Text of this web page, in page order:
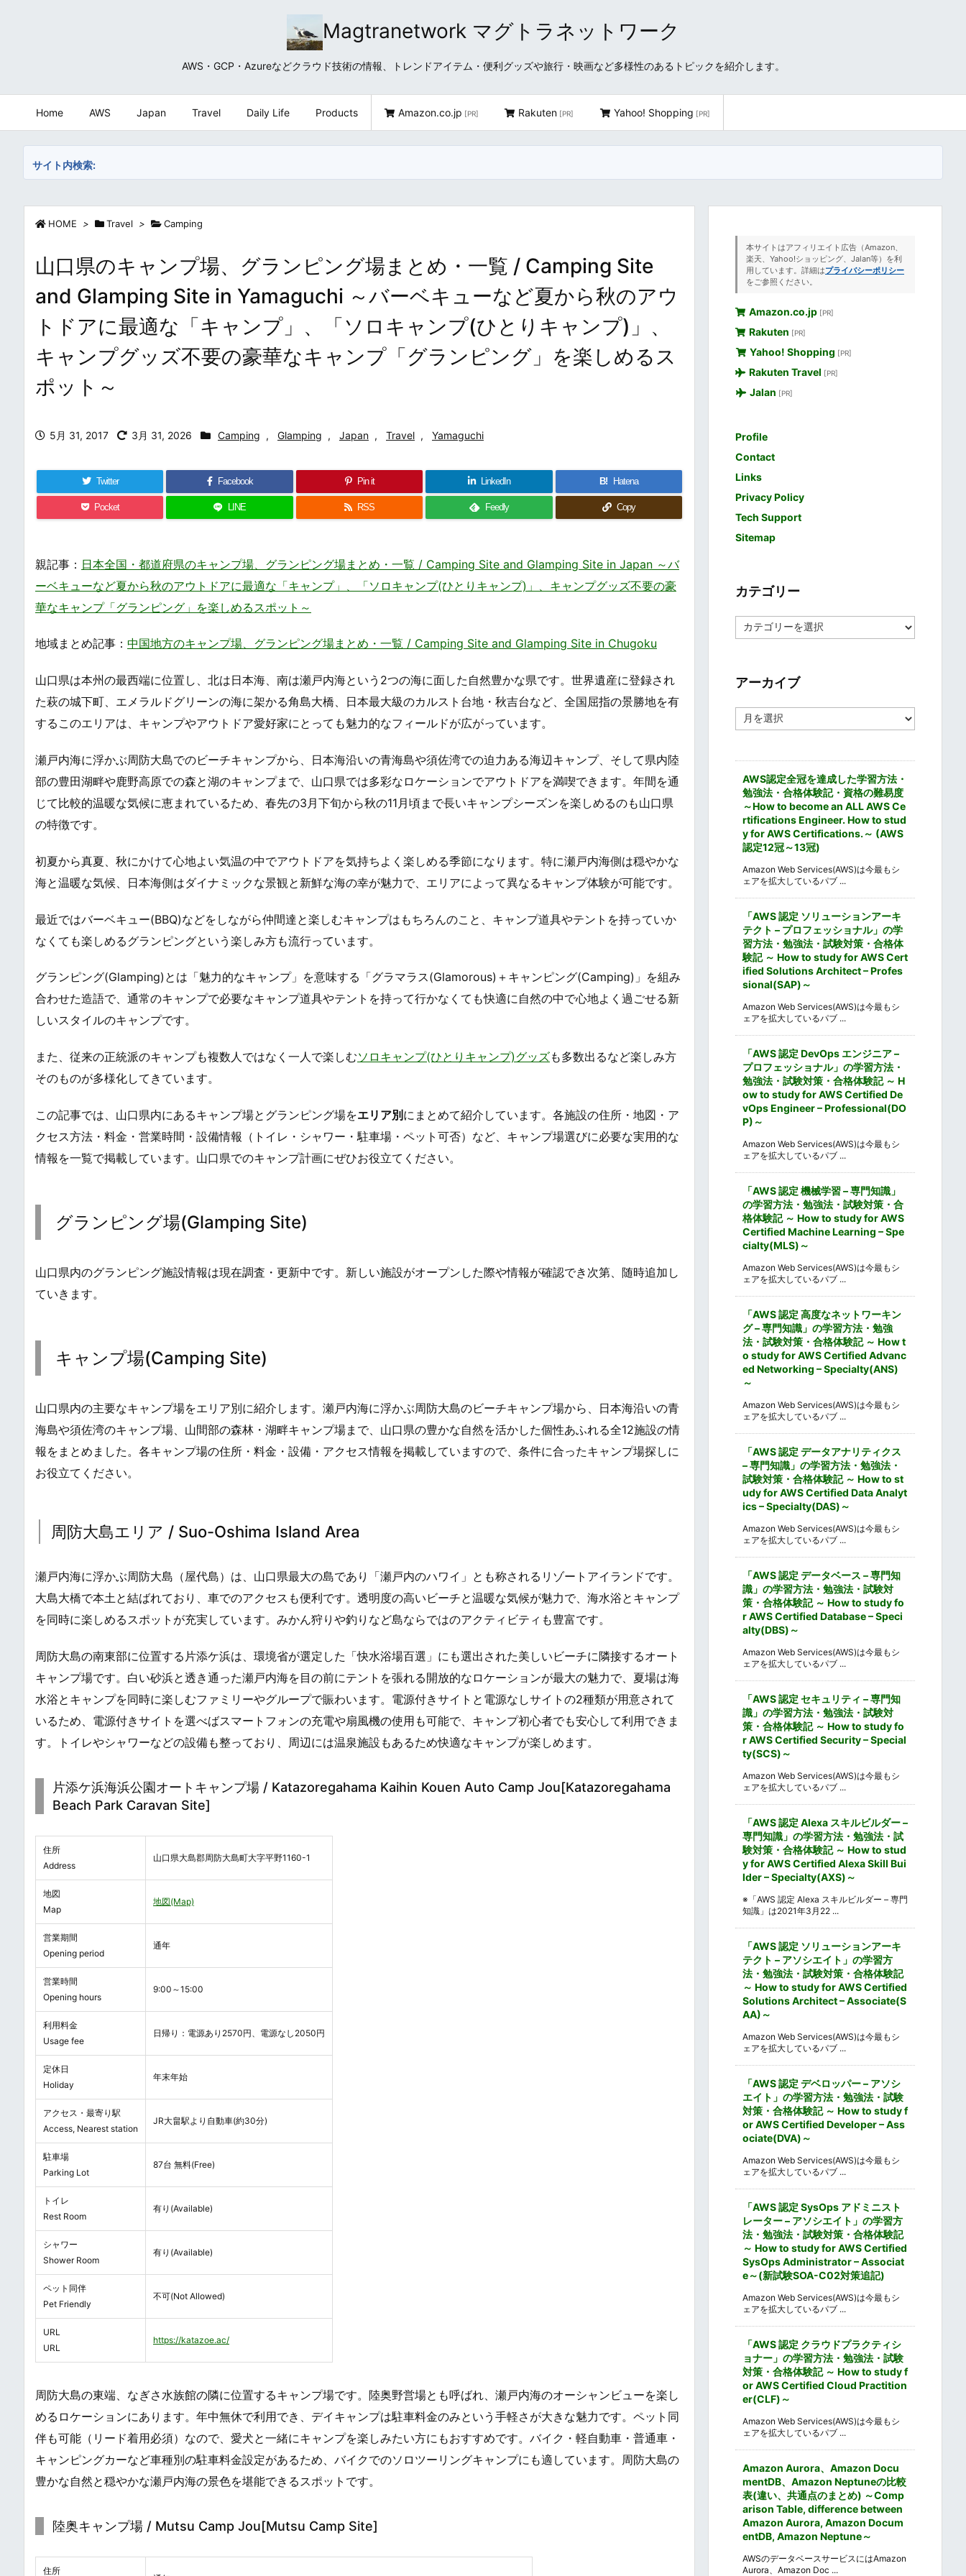
Magtranetwork マグトラネットワーク
AWS・GCP・Azureなどクラウド技術の情報、トレンドアイテム・便利グッズや旅行・映画など多様性のあるトピックを紹介します。
Home AWS Japan Travel Daily Life Products Amazon.co.jp [PR] Rakuten [PR] Yahoo! Shopping [PR]
サイト内検索:
HOME > Travel > Camping
山口県のキャンプ場、グランピング場まとめ・一覧 / Camping Site
and Glamping Site in Yamaguchi ～バーベキューなど夏から秋のアウ
トドアに最適な「キャンプ」、「ソロキャンプ(ひとりキャンプ)」、
キャンプグッズ不要の豪華なキャンプ「グランピング」を楽しめるス
ポット～
5月 31, 2017 3月 31, 2026 Camping , Glamping , Japan , Travel , Yamaguchi
Twitter Facebook Pin it LinkedIn B! Hatena
Pocket LINE RSS Feedly Copy
親記事： 日本全国・都道府県のキャンプ場、グランピング場まとめ・一覧 / Camping Site and Glamping Site in Japan ～バ
ーベキューなど夏から秋のアウトドアに最適な「キャンプ」、「ソロキャンプ(ひとりキャンプ)」、キャンプグッズ不要の豪
華なキャンプ「グランピング」を楽しめるスポット～
地域まとめ記事： 中国地方のキャンプ場、グランピング場まとめ・一覧 / Camping Site and Glamping Site in Chugoku
山口県は本州の最西端に位置し、北は日本海、南は瀬戸内海という2つの海に面した自然豊かな県です。世界遺産に登録され
た萩の城下町、エメラルドグリーンの海に架かる角島大橋、日本最大級のカルスト台地・秋吉台など、全国屈指の景勝地を有
するこのエリアは、キャンプやアウトドア愛好家にとっても魅力的なフィールドが広がっています。
瀬戸内海に浮かぶ周防大島でのビーチキャンプから、日本海沿いの青海島や須佐湾での迫力ある海辺キャンプ、そして県内陸
部の豊田湖畔や鹿野高原での森と湖のキャンプまで、山口県では多彩なロケーションでアウトドアを満喫できます。年間を通
じて比較的温暖な気候に恵まれているため、春先の3月下旬から秋の11月頃まで長いキャンプシーズンを楽しめるのも山口県
の特徴です。
初夏から真夏、秋にかけて心地よい気温の中でアウトドアを気持ちよく楽しめる季節になります。特に瀬戸内海側は穏やかな
海と温暖な気候、日本海側はダイナミックな景観と新鮮な海の幸が魅力で、エリアによって異なるキャンプ体験が可能です。
最近ではバーベキュー(BBQ)などをしながら仲間達と楽しむキャンプはもちろんのこと、キャンプ道具やテントを持っていか
なくても楽しめるグランピングという楽しみ方も流行っています。
グランピング(Glamping)とは「魅力的なキャンプ」を意味する「グラマラス(Glamorous)＋キャンピング(Camping)」を組み
合わせた造語で、通常のキャンプで必要なキャンプ道具やテントを持って行かなくても快適に自然の中で心地よく過ごせる新
しいスタイルのキャンプです。
また、従来の正統派のキャンプも複数人ではなく一人で楽しむソロキャンプ(ひとりキャンプ)グッズも多数出るなど楽しみ方
そのものが多様化してきています。
この記事では、山口県内にあるキャンプ場とグランピング場をエリア別にまとめて紹介しています。各施設の住所・地図・ア
クセス方法・料金・営業時間・設備情報（トイレ・シャワー・駐車場・ペット可否）など、キャンプ場選びに必要な実用的な
情報を一覧で掲載しています。山口県でのキャンプ計画にぜひお役立てください。
グランピング場(Glamping Site)
山口県内のグランピング施設情報は現在調査・更新中です。新しい施設がオープンした際や情報が確認でき次第、随時追加し
ていきます。
キャンプ場(Camping Site)
山口県内の主要なキャンプ場をエリア別に紹介します。瀬戸内海に浮かぶ周防大島のビーチキャンプ場から、日本海沿いの青
海島や須佐湾のキャンプ場、山間部の森林・湖畔キャンプ場まで、山口県の豊かな自然を活かした個性あふれる全12施設の情
報をまとめました。各キャンプ場の住所・料金・設備・アクセス情報を掲載していますので、条件に合ったキャンプ場探しに
お役立てください。
周防大島エリア / Suo-Oshima Island Area
瀬戸内海に浮かぶ周防大島（屋代島）は、山口県最大の島であり「瀬戸内のハワイ」とも称されるリゾートアイランドです。
大島大橋で本土と結ばれており、車でのアクセスも便利です。透明度の高いビーチと温暖な気候が魅力で、海水浴とキャンプ
を同時に楽しめるスポットが充実しています。みかん狩りや釣りなど島ならではのアクティビティも豊富です。
周防大島の南東部に位置する片添ケ浜は、環境省が選定した「快水浴場百選」にも選出された美しいビーチに隣接するオート
キャンプ場です。白い砂浜と透き通った瀬戸内海を目の前にテントを張れる開放的なロケーションが最大の魅力で、夏場は海
水浴とキャンプを同時に楽しむファミリーやグループで賑わいます。電源付きサイトと電源なしサイトの2種類が用意されて
いるため、電源付きサイトを選べばスマートフォンの充電や扇風機の使用も可能で、キャンプ初心者でも安心して利用できま
す。トイレやシャワーなどの設備も整っており、周辺には温泉施設もあるため快適なキャンプが楽しめます。
片添ケ浜海浜公園オートキャンプ場 / Katazoregahama Kaihin Kouen Auto Camp Jou[Katazoregahama
Beach Park Caravan Site]
住所
Address
山口県大島郡周防大島町大字平野1160-1
地図
Map
地図(Map)
営業期間
Opening period
通年
営業時間
Opening hours
9:00～15:00
利用料金
Usage fee
日帰り：電源あり2570円、電源なし2050円
定休日
Holiday
年末年始
アクセス・最寄り駅
Access, Nearest station
JR大畠駅より自動車(約30分)
駐車場
Parking Lot
87台 無料(Free)
トイレ
Rest Room
有り(Available)
シャワー
Shower Room
有り(Available)
ペット同伴
Pet Friendly
不可(Not Allowed)
URL
URL
https://katazoe.ac/
周防大島の東端、なぎさ水族館の隣に位置するキャンプ場です。陸奥野営場とも呼ばれ、瀬戸内海のオーシャンビューを楽し
めるロケーションにあります。年中無休で利用でき、デイキャンプは駐車料金のみという手軽さが大きな魅力です。ペット同
伴も可能（リード着用必須）なので、愛犬と一緒にキャンプを楽しみたい方にもおすすめです。バイク・軽自動車・普通車・
キャンピングカーなど車種別の駐車料金設定があるため、バイクでのソロツーリングキャンプにも適しています。周防大島の
豊かな自然と穏やかな瀬戸内海の景色を堪能できるスポットです。
陸奥キャンプ場 / Mutsu Camp Jou[Mutsu Camp Site]
住所
本サイトはアフィリエイト広告（Amazon、
楽天、Yahoo!ショッピング、Jalan等）を利
用しています。詳細はプライバシーポリシー
をご参照ください。
Amazon.co.jp [PR]
Rakuten [PR]
Yahoo! Shopping [PR]
Rakuten Travel [PR]
Jalan [PR]
Profile
Contact
Links
Privacy Policy
Tech Support
Sitemap
カテゴリー
テ
ー
アーカイブ
ー
AWS認定全冠を達成した学習方法・
勉強法・合格体験記・資格の難易度
～How to become an ALL AWS Ce
rtifications Engineer. How to stud
y for AWS Certifications.～ (AWS
認定12冠～13冠)
Amazon Web Services(AWS)は今最もシ
ェアを拡大しているパブ ...
「AWS 認定 ソリューションアーキ
テクト – プロフェッショナル」の学
習方法・勉強法・試験対策・合格体
験記 ～ How to study for AWS Cert
ified Solutions Architect – Profes
sional(SAP)～
Amazon Web Services(AWS)は今最もシ
ェアを拡大しているパブ ...
「AWS 認定 DevOps エンジニア –
プロフェッショナル」の学習方法・
勉強法・試験対策・合格体験記 ～ H
ow to study for AWS Certified De
vOps Engineer – Professional(DO
P)～
Amazon Web Services(AWS)は今最もシ
ェアを拡大しているパブ ...
「AWS 認定 機械学習 – 専門知識」
の学習方法・勉強法・試験対策・合
格体験記 ～ How to study for AWS
Certified Machine Learning – Spe
cialty(MLS)～
Amazon Web Services(AWS)は今最もシ
ェアを拡大しているパブ ...
「AWS 認定 高度なネットワーキン
グ – 専門知識」の学習方法・勉強
法・試験対策・合格体験記 ～ How t
o study for AWS Certified Advanc
ed Networking – Specialty(ANS)
～
Amazon Web Services(AWS)は今最もシ
ェアを拡大しているパブ ...
「AWS 認定 データアナリティクス
– 専門知識」の学習方法・勉強法・
試験対策・合格体験記 ～ How to st
udy for AWS Certified Data Analyt
ics – Specialty(DAS)～
Amazon Web Services(AWS)は今最もシ
ェアを拡大しているパブ ...
「AWS 認定 データベース – 専門知
識」の学習方法・勉強法・試験対
策・合格体験記 ～ How to study fo
r AWS Certified Database – Speci
alty(DBS)～
Amazon Web Services(AWS)は今最もシ
ェアを拡大しているパブ ...
「AWS 認定 セキュリティ – 専門知
識」の学習方法・勉強法・試験対
策・合格体験記 ～ How to study fo
r AWS Certified Security – Special
ty(SCS)～
Amazon Web Services(AWS)は今最もシ
ェアを拡大しているパブ ...
「AWS 認定 Alexa スキルビルダー –
専門知識」の学習方法・勉強法・試
験対策・合格体験記 ～ How to stud
y for AWS Certified Alexa Skill Bui
lder – Specialty(AXS)～
※「AWS 認定 Alexa スキルビルダー – 専門
知識」は2021年3月22 ...
「AWS 認定 ソリューションアーキ
テクト – アソシエイト」の学習方
法・勉強法・試験対策・合格体験記
～ How to study for AWS Certified
Solutions Architect – Associate(S
AA)～
Amazon Web Services(AWS)は今最もシ
ェアを拡大しているパブ ...
「AWS 認定 デベロッパー – アソシ
エイト」の学習方法・勉強法・試験
対策・合格体験記 ～ How to study f
or AWS Certified Developer – Ass
ociate(DVA)～
Amazon Web Services(AWS)は今最もシ
ェアを拡大しているパブ ...
「AWS 認定 SysOps アドミニスト
レーター – アソシエイト」の学習方
法・勉強法・試験対策・合格体験記
～ How to study for AWS Certified
SysOps Administrator – Associat
e～(新試験SOA-C02対策追記)
Amazon Web Services(AWS)は今最もシ
ェアを拡大しているパブ ...
「AWS 認定 クラウドプラクティシ
ョナー」の学習方法・勉強法・試験
対策・合格体験記 ～ How to study f
or AWS Certified Cloud Practition
er(CLF)～
Amazon Web Services(AWS)は今最もシ
ェアを拡大しているパブ ...
Amazon Aurora、Amazon Docu
mentDB、Amazon Neptuneの比較
表(違い、共通点のまとめ) ～Comp
arison Table, difference between
Amazon Aurora, Amazon Docum
entDB, Amazon Neptune～
AWSのデータベースサービスにはAmazon
Aurora、Amazon Doc ...